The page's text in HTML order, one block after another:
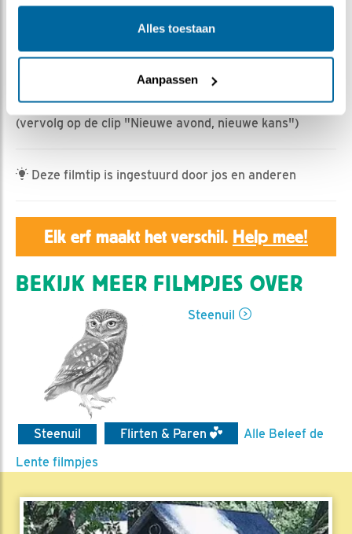
Alles toestaan
Aanpassen
|
469x
Man steenuit heeft vrouw de kast laten zien.Daarop
volgt een paring in de buurt van de buitencamera.
Deze avond zal het "fluitje" vier keer klinken.
(vervolg op de clip "Nieuwe avond, nieuwe kans")
Deze filmtip is ingestuurd door jos en anderen
Elk erf maakt het verschil. Help mee!
BEKIJK MEER FILMPJES OVER
Steenuil
Steenuil Flirten & Paren
Alle Beleef de
Lente filmpjes